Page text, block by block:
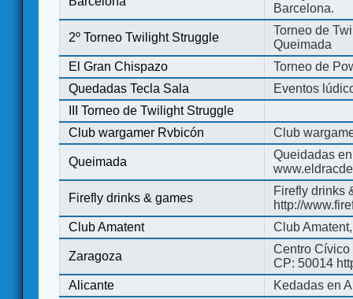
Barcelona.
2º Torneo Twilight Struggle
Torneo de
Queimada
El Gran Chispazo
Torneo de
Quedadas Tecla Sala
Eventos
III Torneo de Twilight Struggle
Club wargamer Rvbicón
Club
Queimada
Queidadas
Firefly drinks & games
Firefly drinks
http://
Club Amatent
Club
Zaragoza
Centro Cívico
CP: 50014
Alicante
Kedadas en